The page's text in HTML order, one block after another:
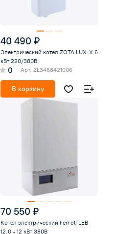
40 490 ₽
Электрический котел ZOTA LUX-X 6
кВт 220/380В
0 Арт. ZL3468421006
В корзину
70 550 ₽
Котел электрический Ferroli LEB
12.0 - 12 кВт 380В